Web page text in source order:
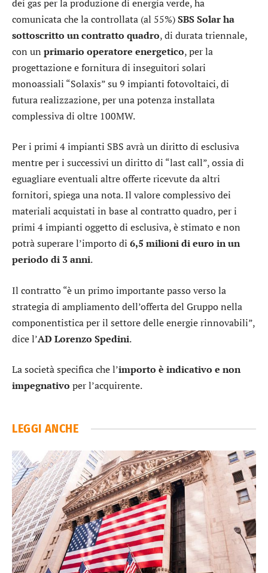
dei gas per la produzione di energia verde, ha
comunicata che la controllata (al 55%)SBS Solar ha
sottoscritto un contratto quadro, di durata triennale,
con un primario operatore energetico, per la
progettazione e fornitura di inseguitori solari
monoassiali “Solaxis” su 9 impianti fotovoltaici, di
futura realizzazione, per una potenza installata
complessiva di oltre 100MW.
Per i primi 4 impianti SBS avrà un diritto di esclusiva
mentre per i successivi un diritto di “last call”, ossia di
eguagliare eventuali altre offerte ricevute da altri
fornitori, spiega una nota. Il valore complessivo dei
materiali acquistati in base al contratto quadro, per i
primi 4 impianti oggetto di esclusiva, è stimato e non
potrà superare l’importo di 6,5 milioni di euro in un
periodo di 3 anni.
Il contratto “è un primo importante passo verso la
strategia di ampliamento dell’offerta del Gruppo nella
componentistica per il settore delle energie rinnovabili”,
dice l’AD Lorenzo Spedini.
La società specifica che l’importo è indicativo e non
impegnativo per l’acquirente.
LEGGI ANCHE